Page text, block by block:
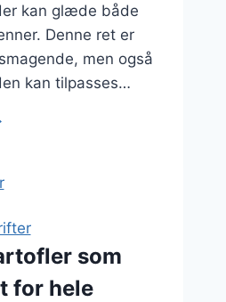
kan glæde både
Denne ret er
men også
kan tilpasses…
som
for hele